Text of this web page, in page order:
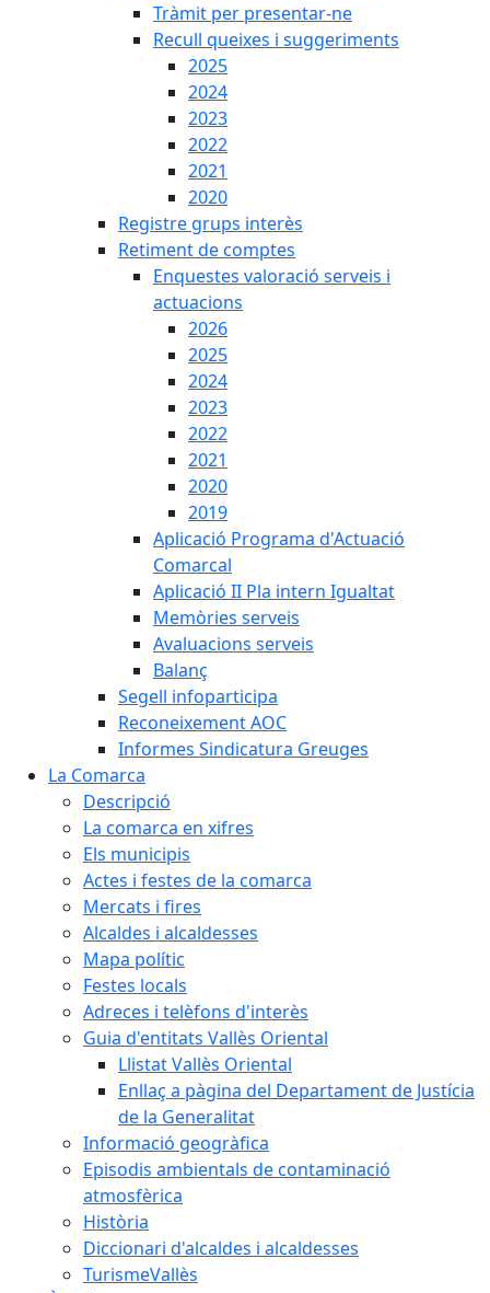
Tràmit per presentar-ne
Recull queixes i suggeriments
2025
2024
2023
2022
2021
2020
Registre grups interès
Retiment de comptes
Enquestes valoració serveis i
actuacions
2026
2025
2024
2023
2022
2021
2020
2019
Aplicació Programa d'Actuació
Comarcal
Aplicació II Pla intern Igualtat
Memòries serveis
Avaluacions serveis
Balanç
Segell infoparticipa
Reconeixement AOC
Informes Sindicatura Greuges
La Comarca
Descripció
La comarca en xifres
Els municipis
Actes i festes de la comarca
Mercats i fires
Alcaldes i alcaldesses
Mapa polític
Festes locals
Adreces i telèfons d'interès
Guia d'entitats Vallès Oriental
Llistat Vallès Oriental
Enllaç a pàgina del Departament de Justícia
de la Generalitat
Informació geogràfica
Episodis ambientals de contaminació
atmosfèrica
Història
Diccionari d'alcaldes i alcaldesses
TurismeVallès